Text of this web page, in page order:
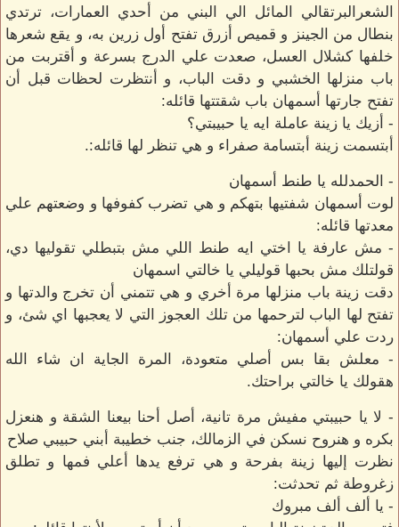
الشعرالبرتقالي المائل الي البني من أحدي العمارات، ترتدي
بنطال من الجينز و قميص أزرق تفتح أول زرين به، و يقع شعرها
خلفها كشلال العسل، صعدت علي الدرج بسرعة و أقتربت من
باب منزلها الخشبي و دقت الباب، و أنتظرت لحظات قبل أن
تفتح جارتها أسمهان باب شقتتها قائله:
- أزيك يا زينة عاملة ايه يا حبيبتي؟
أبتسمت زينة أبتسامة صفراء و هي تنظر لها قائله:.
- الحمدلله يا طنط أسمهان
لوت أسمهان شفتيها بتهكم و هي تضرب كفوفها و وضعتهم علي
معدتها قائله:
- مش عارفة يا اختي ايه طنط اللي مش بتبطلي تقوليها دي،
قولتلك مش بحبها قوليلي يا خالتي اسمهان
دقت زينة باب منزلها مرة أخري و هي تتمني أن تخرج والدتها و
تفتح لها الباب لترحمها من تلك العجوز التي لا يعجبها اي شئ، و
ردت علي أسمهان:
- معلش بقا بس أصلي متعودة، المرة الجاية ان شاء الله
هقولك يا خالتي براحتك.
- لا يا حبيبتي مفيش مرة تانية، أصل أحنا بيعنا الشقة و هنعزل
بكره و هنروح نسكن في الزمالك، جنب خطيبة أبني حبيبي صلاح
نظرت إليها زينة بفرحة و هي ترفع يدها أعلي فمها و تطلق
زغروطة ثم تحدثت:
- يا ألف ألف مبروك